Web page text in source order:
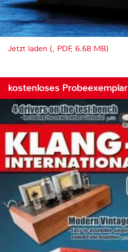
Jetzt laden (, PDF, 6.68 MB)
kostenloses Probeexemplar